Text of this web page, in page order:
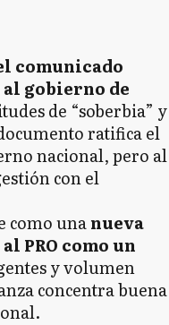
comunicado
gobierno de
de “soberbia” y
ratifica el
nacional, pero al
con el
como unanueva
PRO como un
y volumen
concentra buena